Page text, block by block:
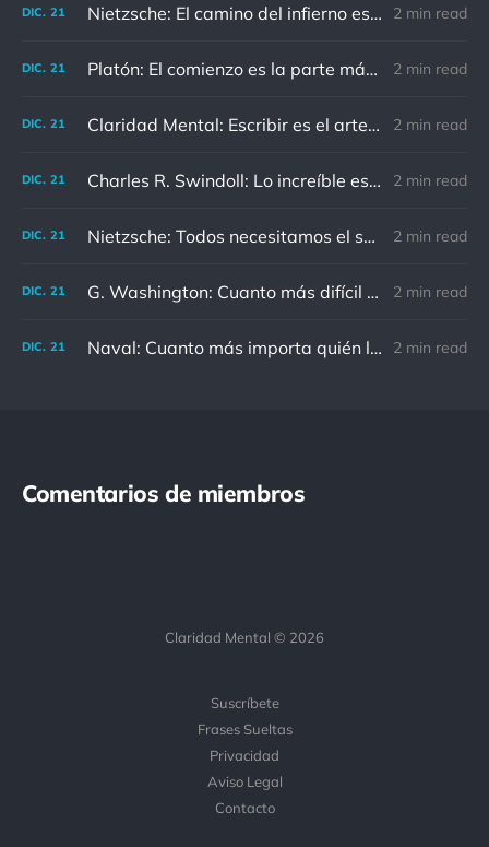
DIC. 21 Nietzsche: El camino del infierno está asfaltado de buenas intenciones. 2 min read
DIC. 21 Platón: El comienzo es la parte más importante del trabajo 2 min read
DIC. 21 Claridad Mental: Escribir es el arte de calmar y despejar la mente. 2 min read
DIC. 21 Charles R. Swindoll: Lo increíble es que cada día podemos elegir la actitud que adoptaremos. 2 min read
DIC. 21 Nietzsche: Todos necesitamos el sentido de culpa, pero nadie necesita sentirse culpable. 2 min read
DIC. 21 G. Washington: Cuanto más difícil es el conflicto, mayor es el triunfo. 2 min read
DIC. 21 Naval: Cuanto más importa quién lo ha dicho, menos importa en realidad 2 min read
Comentarios de miembros
Claridad Mental © 2026
Suscríbete
Frases Sueltas
Privacidad
Aviso Legal
Contacto